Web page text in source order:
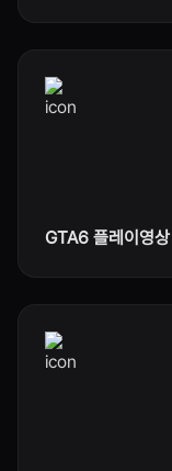
GTA6 플레이영